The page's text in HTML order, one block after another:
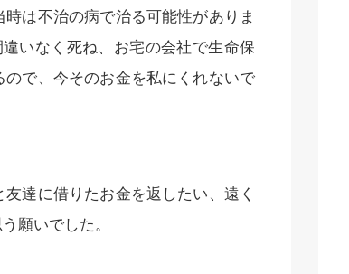
は不治の病で治る可能性がありま
いなく死ね、お宅の会社で生命保
で、今そのお金を私にくれないで
達に借りたお金を返したい、遠く
願いでした。